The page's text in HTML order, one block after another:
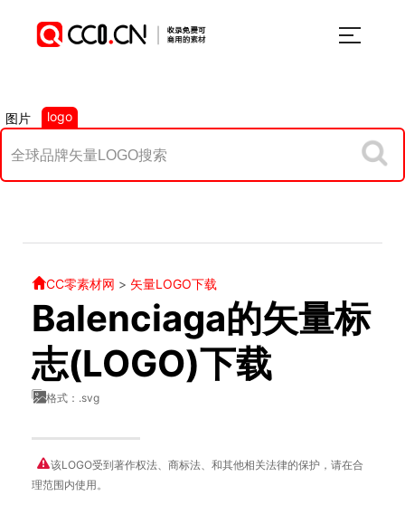
图片 logo
CC零素材网 > 矢量LOGO下载
Balenciaga的矢量标
志(LOGO)下载
格式：.svg
该LOGO受到著作权法、商标法、和其他相关法律的保护，请在合
理范围内使用。